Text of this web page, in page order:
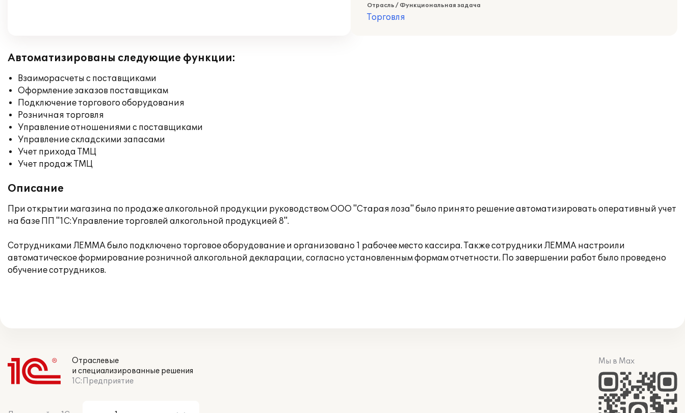
Отрасль / Функциональная задача
Торговля
Автоматизированы следующие функции:
Взаиморасчеты с поставщиками
Оформление заказов поставщикам
Подключение торгового оборудования
Розничная торговля
Управление отношениями с поставщиками
Управление складскими запасами
Учет прихода ТМЦ
Учет продаж ТМЦ
Описание
При открытии магазина по продаже алкогольной продукции руководством ООО "Старая лоза" было принято решение автоматизировать оперативный учет
на базе ПП "1С:Управление торговлей алкогольной продукцией 8".
Сотрудниками ЛЕММА было подключено торговое оборудование и организовано 1 рабочее место кассира. Также сотрудники ЛЕММА настроили
автоматическое формирование розничной алкогольной декларации, согласно установленным формам отчетности. По завершении работ было проведено
обучение сотрудников.
Отраслевые
и специализированные решения
1С:Предприятие
Мы в Max